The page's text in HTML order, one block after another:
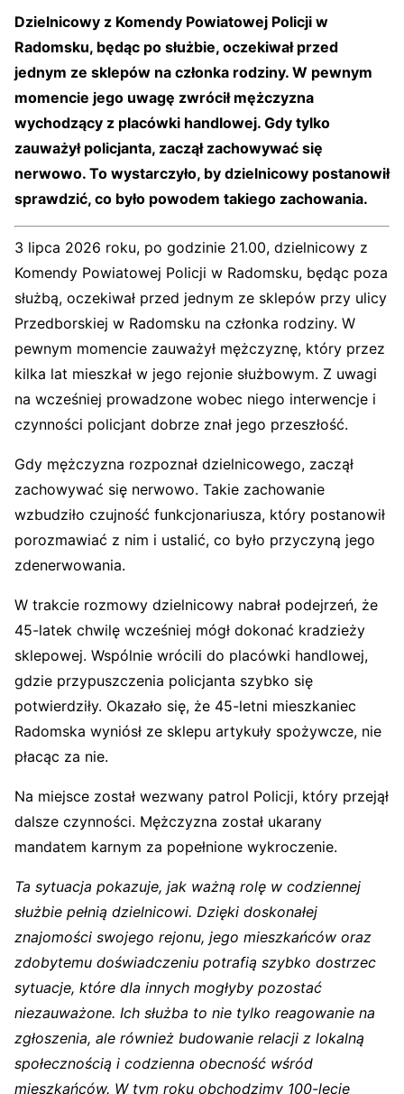
Dzielnicowy z Komendy Powiatowej Policji w
Radomsku, będąc po służbie, oczekiwał przed
jednym ze sklepów na członka rodziny. W pewnym
momencie jego uwagę zwrócił mężczyzna
wychodzący z placówki handlowej. Gdy tylko
zauważył policjanta, zaczął zachowywać się
nerwowo. To wystarczyło, by dzielnicowy postanowił
sprawdzić, co było powodem takiego zachowania.
3 lipca 2026 roku, po godzinie 21.00, dzielnicowy z
Komendy Powiatowej Policji w Radomsku, będąc poza
służbą, oczekiwał przed jednym ze sklepów przy ulicy
Przedborskiej w Radomsku na członka rodziny. W
pewnym momencie zauważył mężczyznę, który przez
kilka lat mieszkał w jego rejonie służbowym. Z uwagi
na wcześniej prowadzone wobec niego interwencje i
czynności policjant dobrze znał jego przeszłość.
Gdy mężczyzna rozpoznał dzielnicowego, zaczął
zachowywać się nerwowo. Takie zachowanie
wzbudziło czujność funkcjonariusza, który postanowił
porozmawiać z nim i ustalić, co było przyczyną jego
zdenerwowania.
W trakcie rozmowy dzielnicowy nabrał podejrzeń, że
45-latek chwilę wcześniej mógł dokonać kradzieży
sklepowej. Wspólnie wrócili do placówki handlowej,
gdzie przypuszczenia policjanta szybko się
potwierdziły. Okazało się, że 45-letni mieszkaniec
Radomska wyniósł ze sklepu artykuły spożywcze, nie
płacąc za nie.
Na miejsce został wezwany patrol Policji, który przejął
dalsze czynności. Mężczyzna został ukarany
mandatem karnym za popełnione wykroczenie.
Ta sytuacja pokazuje, jak ważną rolę w codziennej
służbie pełnią dzielnicowi. Dzięki doskonałej
znajomości swojego rejonu, jego mieszkańców oraz
zdobytemu doświadczeniu potrafią szybko dostrzec
sytuacje, które dla innych mogłyby pozostać
niezauważone. Ich służba to nie tylko reagowanie na
zgłoszenia, ale również budowanie relacji z lokalną
społecznością i codzienna obecność wśród
mieszkańców. W tym roku obchodzimy 100-lecie